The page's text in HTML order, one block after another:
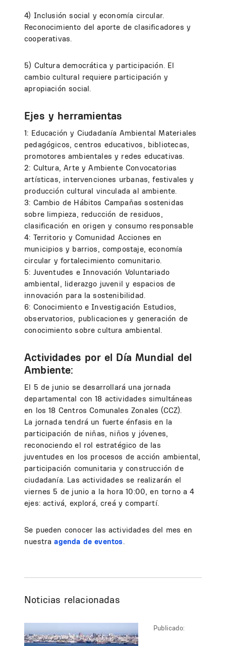
4) Inclusión social y economía circular.
Reconocimiento del aporte de clasificadores y
cooperativas.
5) Cultura democrática y participación. El
cambio cultural requiere participación y
apropiación social.
Ejes y herramientas
1: Educación y Ciudadanía Ambiental Materiales
pedagógicos, centros educativos, bibliotecas,
promotores ambientales y redes educativas.
2: Cultura, Arte y Ambiente Convocatorias
artísticas, intervenciones urbanas, festivales y
producción cultural vinculada al ambiente.
3: Cambio de Hábitos Campañas sostenidas
sobre limpieza, reducción de residuos,
clasificación en origen y consumo responsable
4: Territorio y Comunidad Acciones en
municipios y barrios, compostaje, economía
circular y fortalecimiento comunitario.
5: Juventudes e Innovación Voluntariado
ambiental, liderazgo juvenil y espacios de
innovación para la sostenibilidad.
6: Conocimiento e Investigación Estudios,
observatorios, publicaciones y generación de
conocimiento sobre cultura ambiental.
Actividades por el Día Mundial del
Ambiente:
El 5 de junio se desarrollará una jornada
departamental con 18 actividades simultáneas
en los 18 Centros Comunales Zonales (CCZ).
La jornada tendrá un fuerte énfasis en la
participación de niñas, niños y jóvenes,
reconociendo el rol estratégico de las
juventudes en los procesos de acción ambiental,
participación comunitaria y construcción de
ciudadanía. Las actividades se realizarán el
viernes 5 de junio a la hora 10:00, en torno a 4
ejes: activá, explorá, creá y compartí.
Se pueden conocer las actividades del mes en
nuestraagenda de eventos.
Noticias relacionadas
Publicado: